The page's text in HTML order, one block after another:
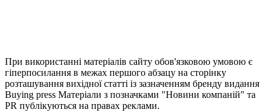
При використанні матеріалів сайту обов'язковою умовою є
гіперпосилання в межах першого абзацу на сторінку
розташування вихідної статті із зазначенням бренду видання
Buying press Матеріали з позначками "Новини компаній" та
PR публікуються на правах реклами.